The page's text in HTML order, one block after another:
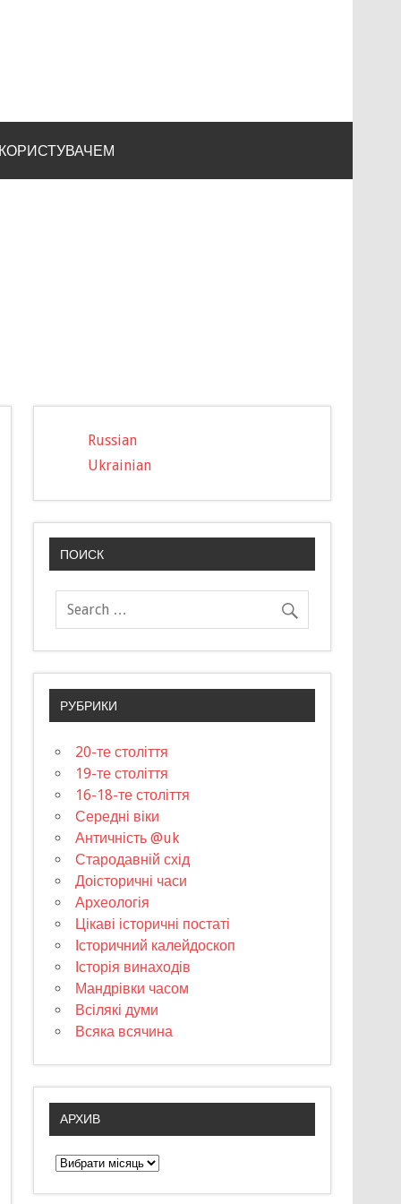
Russian
Ukrainian
ПОИСК
РУБРИКИ
20-те століття
19-те століття
16-18-те століття
Середні віки
Античність @uk
Стародавній схід
Доісторичні часи
Археологія
Цікаві історичні постаті
Історичний калейдоскоп
Історія винаходів
Мандрівки часом
Всілякі думи
Всяка всячина
АРХИВ
А
р
х